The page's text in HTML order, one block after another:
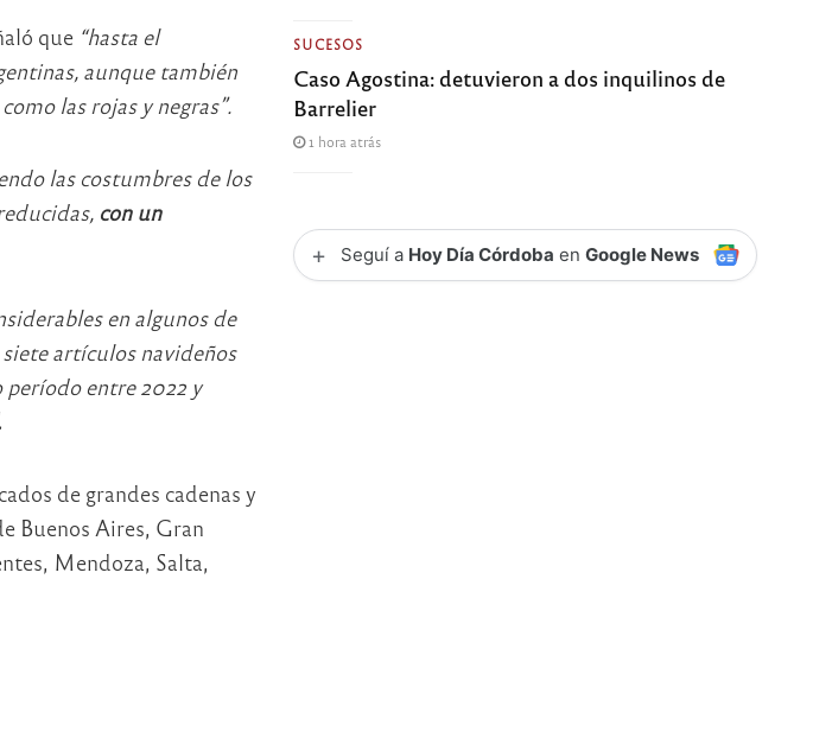
que “hasta el
aunque también
las rojas y negras”.
las costumbres de los
con un
en algunos de
artículos navideños
período entre 2022 y
de grandes cadenas y
Buenos Aires, Gran
Mendoza, Salta,
SUCESOS
Caso Agostina: detuvieron a dos inquilinos de
Barrelier
1 hora atrás
+ Seguí a Hoy Día Córdoba enGoogle News